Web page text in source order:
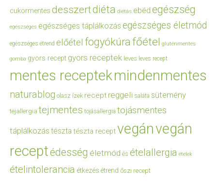
cukormentes desszertdiéta diétás ebéd egészség
egészséges egészséges táplálkozás egészséges életmód
egészséges étrend előétel fogyókúrafőétel gluténmentes
gomba gyors recept gyors receptek leves leves recept
mentes receptekmindenmentes
naturablog olasz ízek recept reggeli saláta sütemény
tejallergia tejmentes tojásallergia tojásmentes
táplálkozás tészta tészta receptvegánvegán
receptédesség életmód és ételallergia ételek
ételintolerancia étkezés étrend őszi recept